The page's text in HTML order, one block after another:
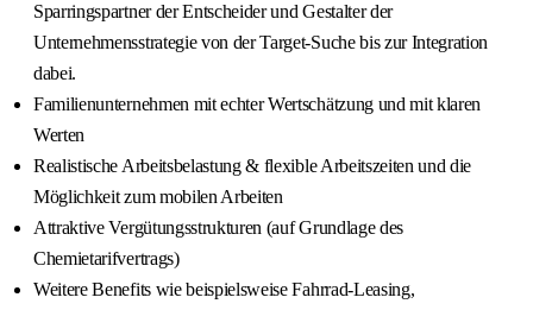
Sparringspartner der Entscheider und Gestalter der
Unternehmensstrategie von der Target-Suche bis zur Integration
dabei.
Familienunternehmen mit echter Wertschätzung und mit klaren
Werten
Realistische Arbeitsbelastung & flexible Arbeitszeiten und die
Möglichkeit zum mobilen Arbeiten
Attraktive Vergütungsstrukturen (auf Grundlage des
Chemietarifvertrags)
Weitere Benefits wie beispielsweise Fahrrad-Leasing,